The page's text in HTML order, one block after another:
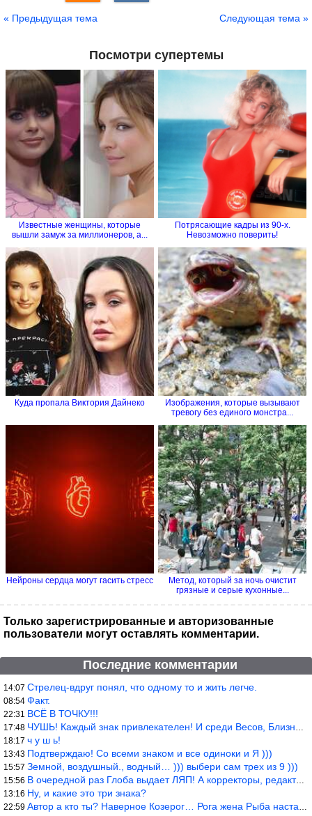
« Предыдущая тема Следующая тема »
Посмотри супертемы
Известные женщины, которые
вышли замуж за миллионеров, а...
Потрясающие кадры из 90-х.
Невозможно поверить!
Куда пропала Виктория Дайнеко
Изображения, которые вызывают
тревогу без единого монстра...
Нейроны сердца могут гасить стресс
Метод, который за ночь очистит
грязные и серые кухонные...
Только зарегистрированные и авторизованные
пользователи могут оставлять комментарии.
Последние комментарии
14:07 Стрелец-вдруг понял, что одному то и жить легче.
08:54 Факт.
22:31 ВСЁ В ТОЧКУ!!!
17:48 ЧУШЬ! Каждый знак привлекателен! И среди Весов, Близнецов встреч
18:17 ч у ш ь!
13:43 Подтверждаю! Со всеми знаком и все одиноки и Я )))
15:57 Земной, воздушный., водный… ))) выбери сам трех из 9 )))
15:56 В очередной раз Глоба выдает ЛЯП! А корректоры, редакторы пропус
13:16 Ну, и какие это три знака?
22:59 Автор а кто ты? Наверное Козерог… Рога жена Рыба наставила ))